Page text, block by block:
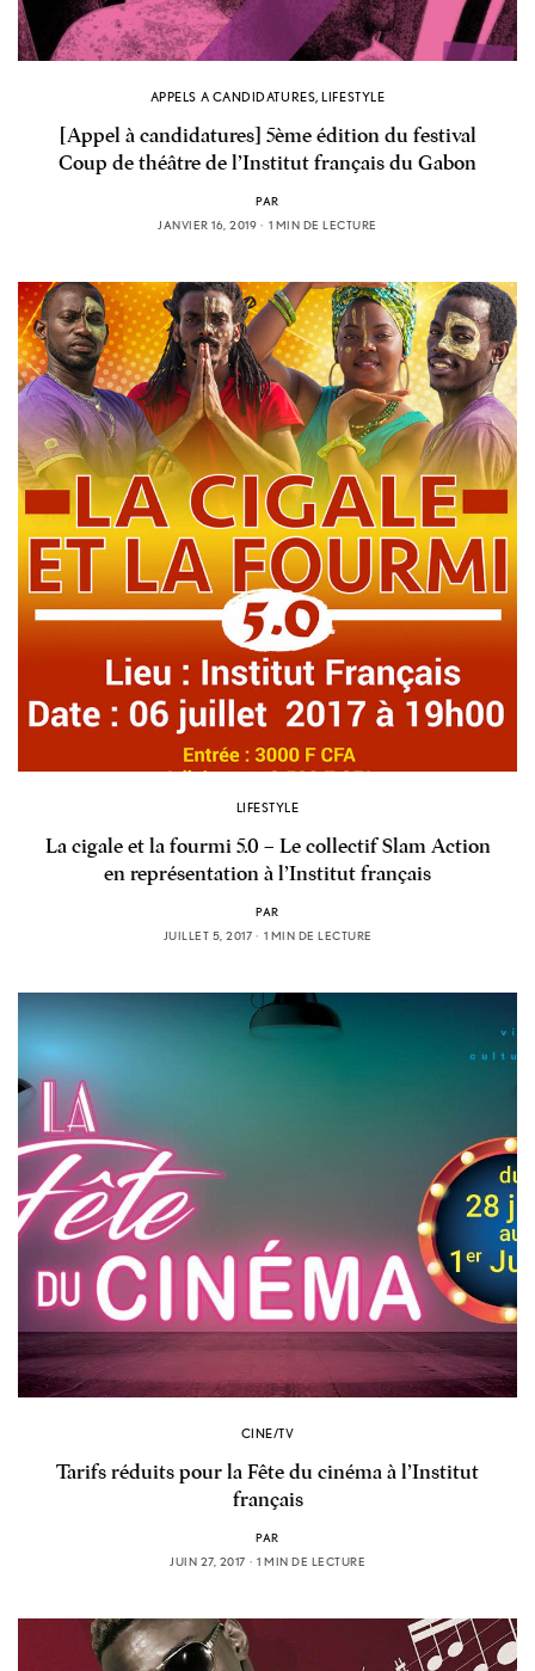
APPELS A CANDIDATURES,LIFESTYLE
[Appel à candidatures] 5ème édition du festival
Coup de théâtre de l’Institut français du Gabon
PAR
JANVIER 16, 2019
1 MIN DE LECTURE
LIFESTYLE
La cigale et la fourmi 5.0 – Le collectif Slam Action
en représentation à l’Institut français
PAR
JUILLET 5, 2017
1 MIN DE LECTURE
CINE/TV
Tarifs réduits pour la Fête du cinéma à l’Institut
français
PAR
JUIN 27, 2017
1 MIN DE LECTURE